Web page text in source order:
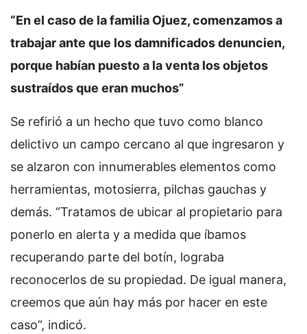
“En el caso de la familia Ojuez, comenzamos a
trabajar ante que los damnificados denuncien,
porque habían puesto a la venta los objetos
sustraídos que eran muchos”
Se refirió a un hecho que tuvo como blanco
delictivo un campo cercano al que ingresaron y
se alzaron con innumerables elementos como
herramientas, motosierra, pilchas gauchas y
demás. “Tratamos de ubicar al propietario para
ponerlo en alerta y a medida que íbamos
recuperando parte del botín, lograba
reconocerlos de su propiedad. De igual manera,
creemos que aún hay más por hacer en este
caso”, indicó.